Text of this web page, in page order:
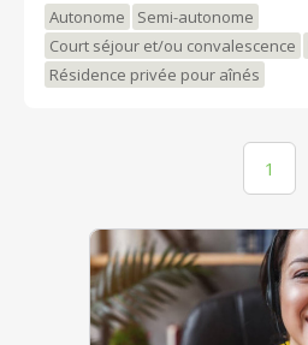
Autonome
Semi-autonome
Court séjour et/ou convalescence
Résidence privée pour aînés
1